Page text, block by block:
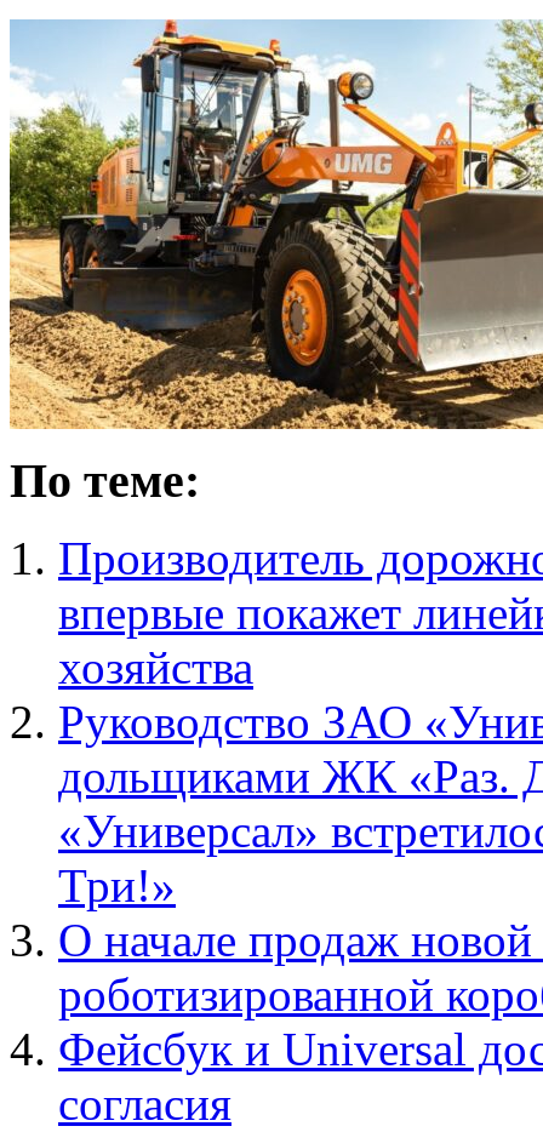
По теме:
Производитель
впервые покажет
хозяйства
Руководство ЗАО
дольщиками ЖК «Раз.
«Универсал»
Три!»
О начале продаж новой
роботизированной
Фейсбук и Universal
согласия